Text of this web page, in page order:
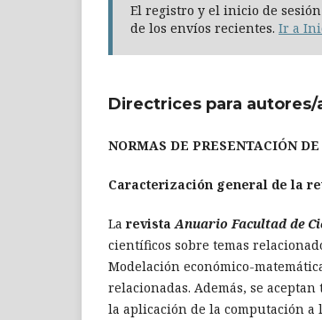
El registro y el inicio de
de los envíos recientes. Ir a
Directrices para autores/
NORMAS DE PRESENTACIÓN
Caracterización general de la
La revistaAnuario Facultad de
científicos sobre temas
Modelación económico-
relacionadas. Además, se
la aplicación de la computación